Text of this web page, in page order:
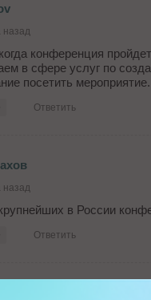
назад
конференция
в сфере услуг по
посетить мероприятие.
Ответить
назад
в России
Ответить